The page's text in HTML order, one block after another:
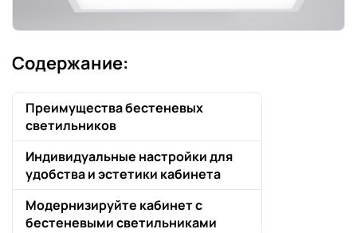
Содержание:
Преимущества бестеневых
светильников
Индивидуальные настройки для
удобства и эстетики кабинета
Модернизируйте кабинет с
бестеневыми светильниками